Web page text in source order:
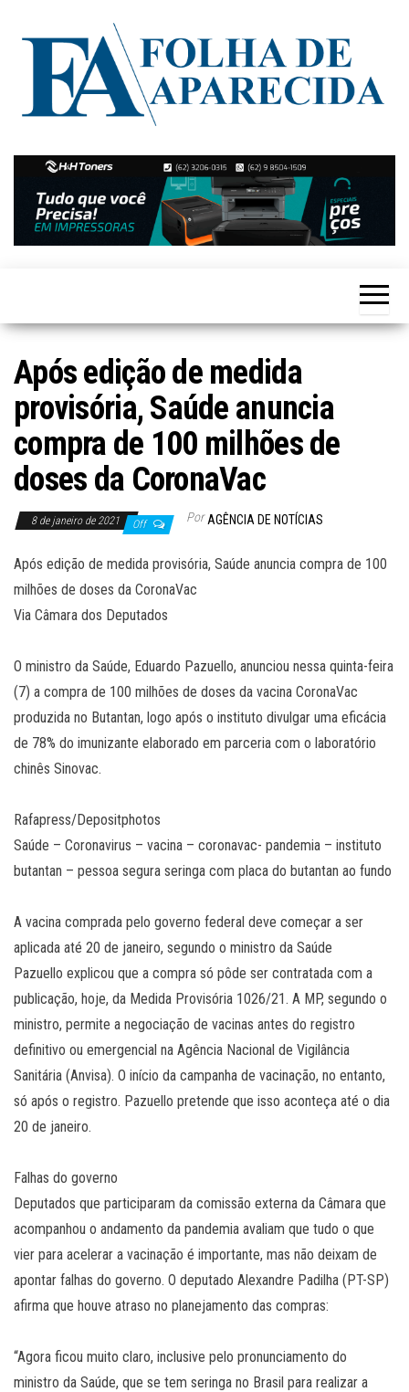
Folha de
Aparecida
Notícias
de
Aparecida
de
Goiânia
Após edição de medida
provisória, Saúde anuncia
compra de 100 milhões de
doses da CoronaVac
8 de janeiro de 2021 Off Por AGÊNCIA DE NOTÍCIAS
Após edição de medida provisória, Saúde anuncia compra de 100
milhões de doses da CoronaVac
Via Câmara dos Deputados
O ministro da Saúde, Eduardo Pazuello, anunciou nessa quinta-feira
(7) a compra de 100 milhões de doses da vacina CoronaVac
produzida no Butantan, logo após o instituto divulgar uma eficácia
de 78% do imunizante elaborado em parceria com o laboratório
chinês Sinovac.
Rafapress/Depositphotos
Saúde – Coronavirus – vacina – coronavac- pandemia – instituto
butantan – pessoa segura seringa com placa do butantan ao fundo
A vacina comprada pelo governo federal deve começar a ser
aplicada até 20 de janeiro, segundo o ministro da Saúde
Pazuello explicou que a compra só pôde ser contratada com a
publicação, hoje, da Medida Provisória 1026/21. A MP, segundo o
ministro, permite a negociação de vacinas antes do registro
definitivo ou emergencial na Agência Nacional de Vigilância
Sanitária (Anvisa). O início da campanha de vacinação, no entanto,
só após o registro. Pazuello pretende que isso aconteça até o dia
20 de janeiro.
Falhas do governo
Deputados que participaram da comissão externa da Câmara que
acompanhou o andamento da pandemia avaliam que tudo o que
vier para acelerar a vacinação é importante, mas não deixam de
apontar falhas do governo. O deputado Alexandre Padilha (PT-SP)
afirma que houve atraso no planejamento das compras:
“Agora ficou muito claro, inclusive pelo pronunciamento do
ministro da Saúde, que se tem seringa no Brasil para realizar a